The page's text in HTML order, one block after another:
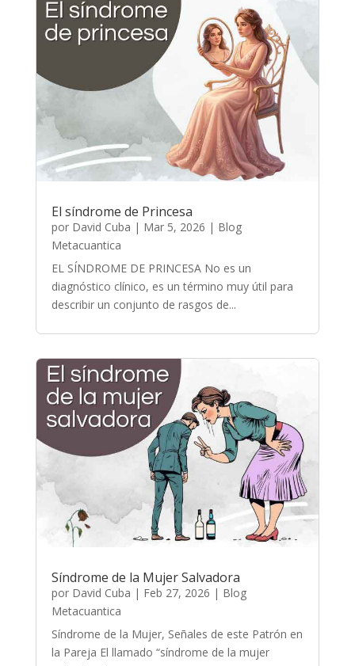
El síndrome de Princesa
por David Cuba | Mar 5, 2026 | Blog
Metacuantica
EL SÍNDROME DE PRINCESA No es un
diagnóstico clínico, es un término muy útil para
describir un conjunto de rasgos de...
Síndrome de la Mujer Salvadora
por David Cuba | Feb 27, 2026 | Blog
Metacuantica
Síndrome de la Mujer, Señales de este Patrón en
la Pareja El llamado “síndrome de la mujer